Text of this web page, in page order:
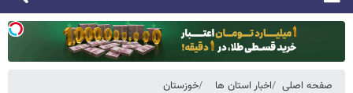
صفحه اصلی اخبار استان ها خوزستان